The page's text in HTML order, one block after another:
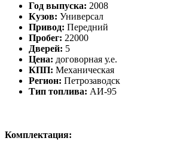
Год выпуска: 2008
Кузов: Универсал
Привод: Передний
Пробег: 22000
Дверей: 5
Цена: договорная у.е.
КПП: Механическая
Регион: Петрозаводск
Тип топлива: АИ-95
Комплектация: